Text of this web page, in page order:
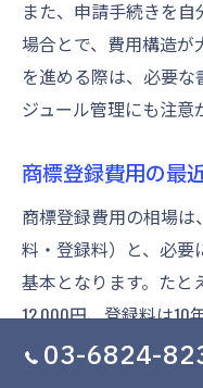
また、申請手続きを
場合とで、費用構造が
を進める際は、必要
ジュール管理にも注意
商標登録費用の最
商標登録費用の相場
料・登録料）と、必要
基本となります。たと
12,000円、登録料は10
安です。費用は区分
03-6824-